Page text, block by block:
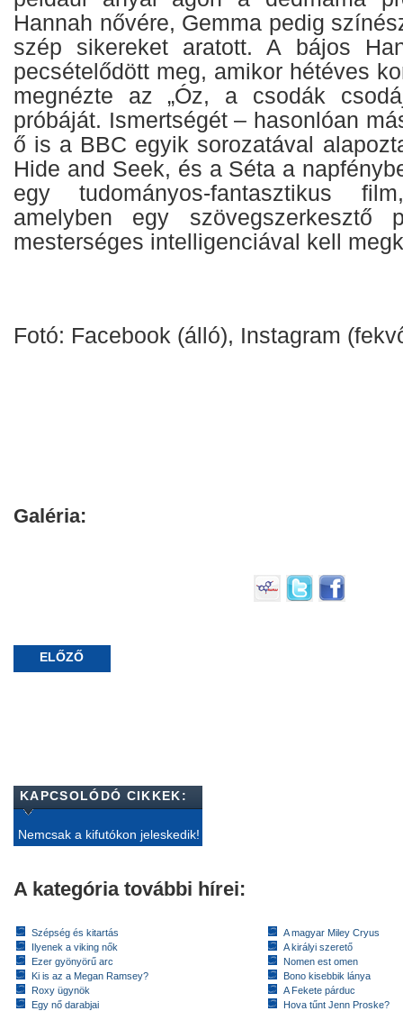
Hannah nővére, Gemma pedig
szép sikereket aratott. A bájos
pecsételődött meg, amikor hétéves
megnézte az „Óz, a csodák
próbáját. Ismertségét – hasonlóan
ő is a BBC egyik sorozatával
Hide and Seek, és a Séta a
egy tudományos-fantasztikus
amelyben egy szövegszerkesztő
mesterséges intelligenciával kell
Fotó: Facebook (álló), Instagram
Galéria:
ELŐZŐ
KAPCSOLÓDÓ CIKKEK:
Nemcsak a kifutókon jeleskedik!
A kategória további hírei:
Szépség és kitartás
Ilyenek a viking nők
Ezer gyönyörű arc
Ki is az a Megan Ramsey?
Roxy ügynök
Egy nő darabjai
A magyar Miley Cryus
A királyi szerető
Nomen est omen
Bono kisebbik lánya
A Fekete párduc
Hova tűnt Jenn Proske?